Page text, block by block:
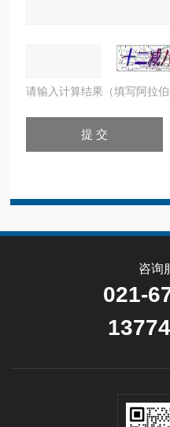
请输入计算结果（填写阿拉
咨询
021-